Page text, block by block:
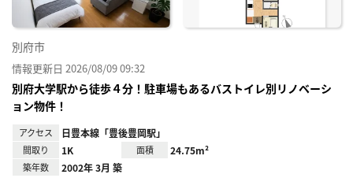
別府市
情報更新日 2026/08/09 09:32
別府大学駅から徒歩４分！駐車場もあるバストイレ別リノベーシ
ョン物件！
アクセス 日豊本線「豊後豊岡駅」
間取り 1K 面積 24.75m²
築年数 2002年 3月 築